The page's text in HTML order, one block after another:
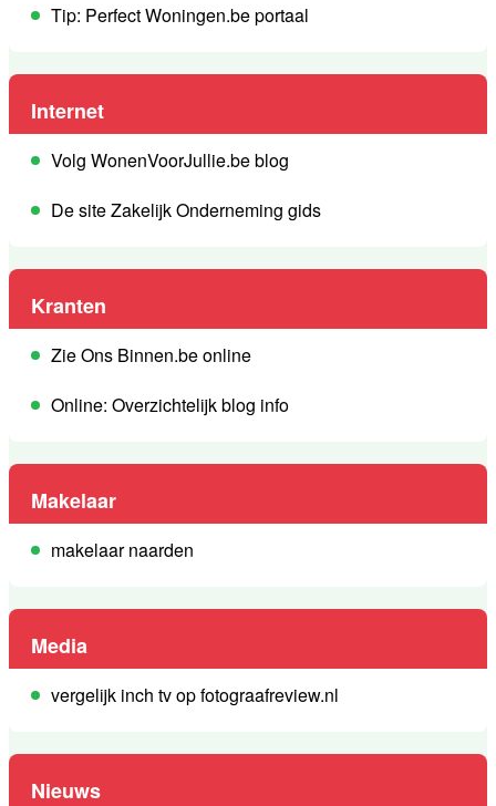
Tip: Perfect Woningen.be portaal
Internet
Volg WonenVoorJullie.be blog
De site Zakelijk Onderneming gids
Kranten
Zie Ons Binnen.be online
Online: Overzichtelijk blog info
Makelaar
makelaar naarden
Media
vergelijk inch tv op fotograafreview.nl
Nieuws